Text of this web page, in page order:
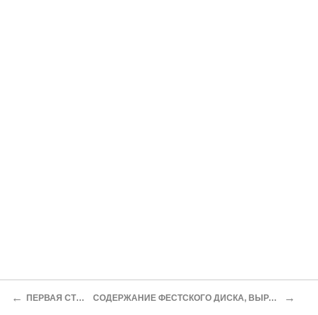
← ПЕРВАЯ СТОРОНА ДИСКА СОДЕРЖАНИЕ ФЕСТСКОГО ДИСКА, ВЫРАЖЕННОЕ СОВРЕМЕННЫМИ ТЕРМИНАМИ →